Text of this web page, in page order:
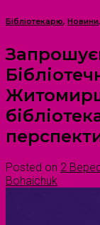
Бібліотекарю, Новини,
Posted on 2
Bohaichuk